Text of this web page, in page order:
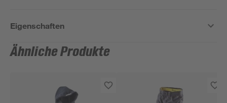
Eigenschaften
Ähnliche Produkte